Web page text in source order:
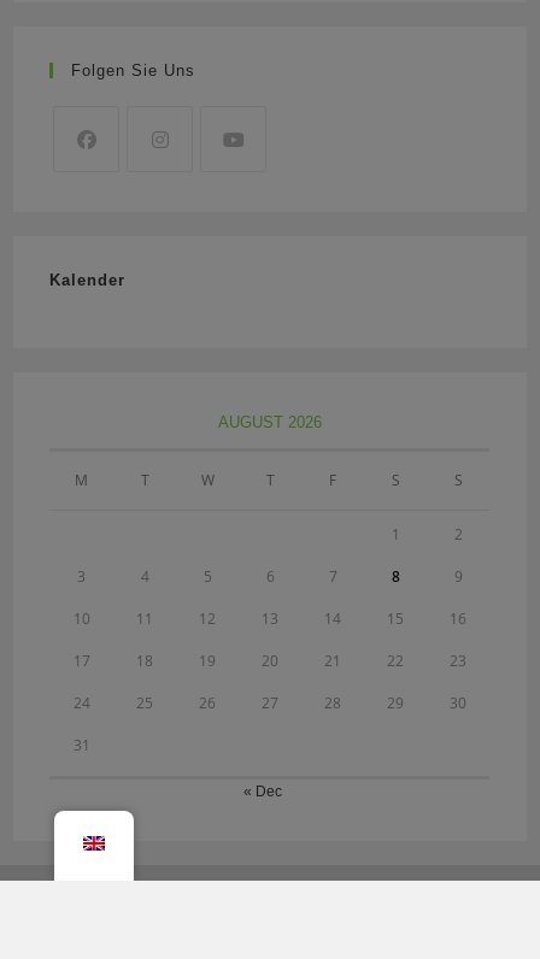
Folgen Sie Uns
Kalender
AUGUST 2026
M T W T F S S
1 2
3 4 5 6 7 8 9
10 11 12 13 14 15 16
17 18 19 20 21 22 23
24 25 26 27 28 29 30
31
« Dec